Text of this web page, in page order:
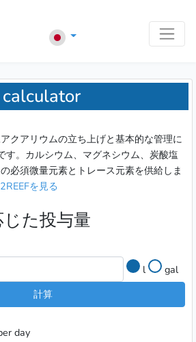
クアリウムの立ち上げと基本的な管理に
す。カルシウム、マグネシウム、炭酸塩
必須微量元素とトレース元素を供給しま
を見る
た投与量
l
gal
計算
day